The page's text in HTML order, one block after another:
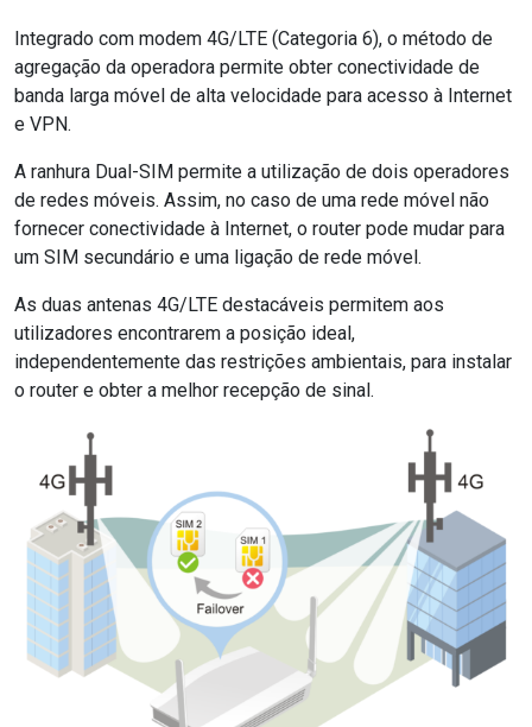
Integrado com modem 4G/LTE (Categoria 6), o método de
agregação da operadora permite obter conectividade de
banda larga móvel de alta velocidade para acesso à Internet
e VPN.
A ranhura Dual-SIM permite a utilização de dois operadores
de redes móveis. Assim, no caso de uma rede móvel não
fornecer conectividade à Internet, o router pode mudar para
um SIM secundário e uma ligação de rede móvel.
As duas antenas 4G/LTE destacáveis permitem aos
utilizadores encontrarem a posição ideal,
independentemente das restrições ambientais, para instalar
o router e obter a melhor recepção de sinal.